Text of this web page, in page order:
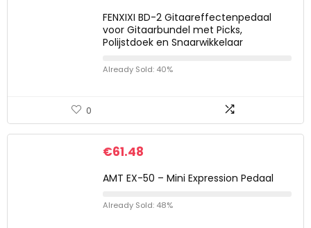
FENXIXI BD-2 Gitaareffectenpedaal
voor Gitaarbundel met Picks,
Polijstdoek en Snaarwikkelaar
Already Sold: 40%
0
€61.48
AMT EX-50 – Mini Expression Pedaal
Already Sold: 48%